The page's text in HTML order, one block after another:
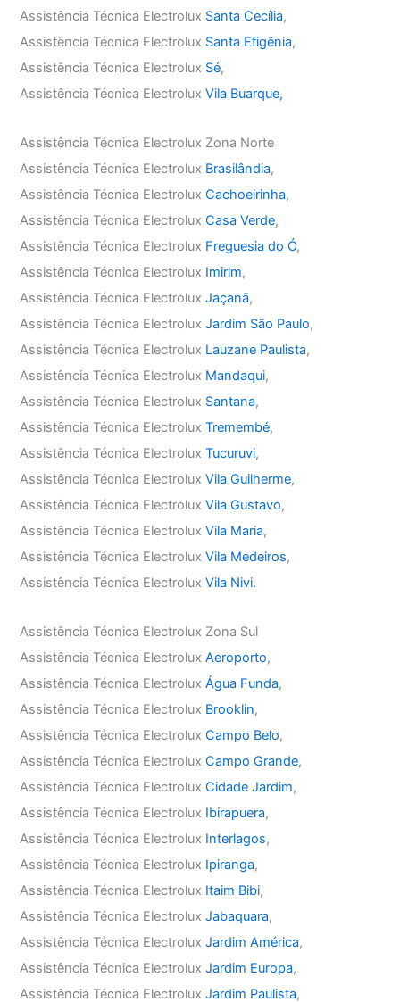
Assistência Técnica Electrolux Santa Cecília,
Assistência Técnica Electrolux Santa Efigênia,
Assistência Técnica Electrolux Sé,
Assistência Técnica ElectroluxVila Buarque,
Assistência Técnica Electrolux Zona Norte
Assistência Técnica Electrolux Brasilândia,
Assistência Técnica ElectroluxCachoeirinha,
Assistência Técnica ElectroluxCasa Verde,
Assistência Técnica Electrolux Freguesia do Ó,
Assistência Técnica Electrolux Imirim,
Assistência Técnica ElectroluxJaçanã,
Assistência Técnica ElectroluxJardim São Paulo,
Assistência Técnica Electrolux Lauzane Paulista,
Assistência Técnica Electrolux Mandaqui,
Assistência Técnica Electrolux Santana,
Assistência Técnica ElectroluxTremembé,
Assistência Técnica ElectroluxTucuruvi,
Assistência Técnica ElectroluxVila Guilherme,
Assistência Técnica ElectroluxVila Gustavo,
Assistência Técnica ElectroluxVila Maria,
Assistência Técnica ElectroluxVila Medeiros,
Assistência Técnica ElectroluxVila Nivi.
Assistência Técnica Electrolux Zona Sul
Assistência Técnica ElectroluxAeroporto,
Assistência Técnica ElectroluxÁgua Funda,
Assistência Técnica Electrolux Brooklin,
Assistência Técnica ElectroluxCampo Belo,
Assistência Técnica ElectroluxCampo Grande,
Assistência Técnica ElectroluxCidade Jardim,
Assistência Técnica Electrolux Ibirapuera,
Assistência Técnica Electrolux Interlagos,
Assistência Técnica Electrolux Ipiranga,
Assistência Técnica Electrolux Itaim Bibi,
Assistência Técnica ElectroluxJabaquara,
Assistência Técnica ElectroluxJardim América,
Assistência Técnica ElectroluxJardim Europa,
Assistência Técnica ElectroluxJardim Paulista,